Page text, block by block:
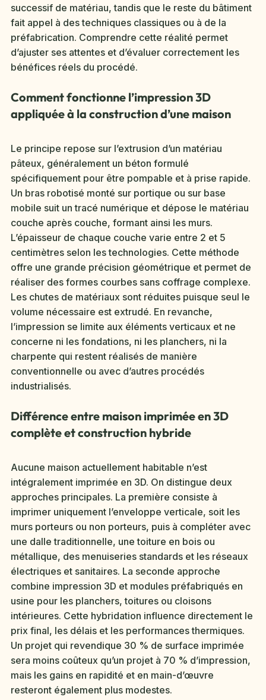
successif de matériau, tandis que le reste du bâtiment
fait appel à des techniques classiques ou à de la
préfabrication. Comprendre cette réalité permet
d’ajuster ses attentes et d’évaluer correctement les
bénéfices réels du procédé.
Comment fonctionne l’impression 3D
appliquée à la construction d’une maison
Le principe repose sur l’extrusion d’un matériau
pâteux, généralement un béton formulé
spécifiquement pour être pompable et à prise rapide.
Un bras robotisé monté sur portique ou sur base
mobile suit un tracé numérique et dépose le matériau
couche après couche, formant ainsi les murs.
L’épaisseur de chaque couche varie entre 2 et 5
centimètres selon les technologies. Cette méthode
offre une grande précision géométrique et permet de
réaliser des formes courbes sans coffrage complexe.
Les chutes de matériaux sont réduites puisque seul le
volume nécessaire est extrudé. En revanche,
l’impression se limite aux éléments verticaux et ne
concerne ni les fondations, ni les planchers, ni la
charpente qui restent réalisés de manière
conventionnelle ou avec d’autres procédés
industrialisés.
Différence entre maison imprimée en 3D
complète et construction hybride
Aucune maison actuellement habitable n’est
intégralement imprimée en 3D. On distingue deux
approches principales. La première consiste à
imprimer uniquement l’enveloppe verticale, soit les
murs porteurs ou non porteurs, puis à compléter avec
une dalle traditionnelle, une toiture en bois ou
métallique, des menuiseries standards et les réseaux
électriques et sanitaires. La seconde approche
combine impression 3D et modules préfabriqués en
usine pour les planchers, toitures ou cloisons
intérieures. Cette hybridation influence directement le
prix final, les délais et les performances thermiques.
Un projet qui revendique 30 % de surface imprimée
sera moins coûteux qu’un projet à 70 % d’impression,
mais les gains en rapidité et en main-d’œuvre
resteront également plus modestes.